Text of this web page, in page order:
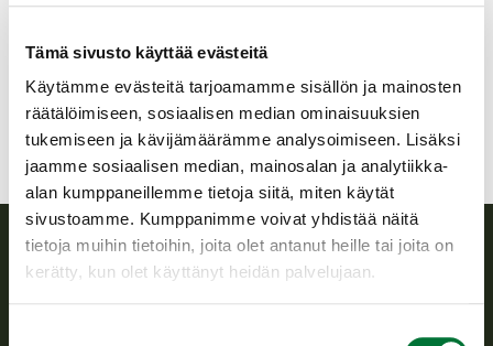
Tämä sivusto käyttää evästeitä
Käytämme evästeitä tarjoamamme sisällön ja mainosten
räätälöimiseen, sosiaalisen median ominaisuuksien
tukemiseen ja kävijämäärämme analysoimiseen. Lisäksi
jaamme sosiaalisen median, mainosalan ja analytiikka-
alan kumppaneillemme tietoja siitä, miten käytät
sivustoamme. Kumppanimme voivat yhdistää näitä
tietoja muihin tietoihin, joita olet antanut heille tai joita on
kerätty, kun olet käyttänyt heidän palvelujaan.
riistanhoitoyhdistys
perhonjokilaakso@rhy.riista.fi
Suomen riistakeskus
Suomen riistakeskus edistää kestävää riistataloutta, tukee